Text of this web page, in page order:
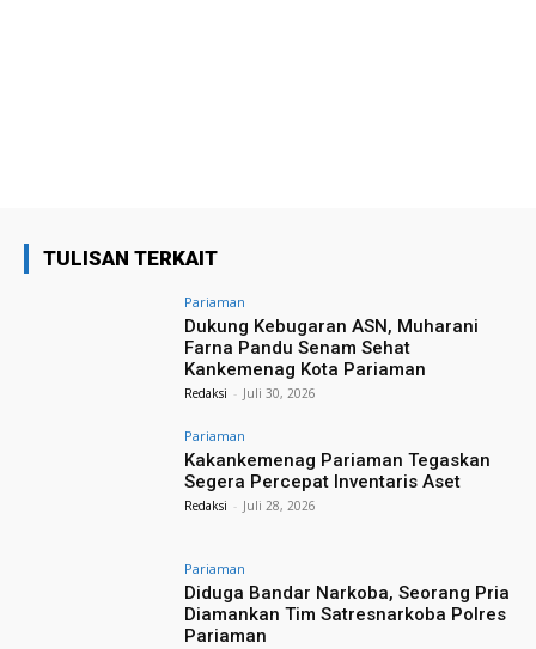
TULISAN TERKAIT
Pariaman
Dukung Kebugaran ASN, Muharani
Farna Pandu Senam Sehat
Kankemenag Kota Pariaman
Redaksi - Juli 30, 2026
Pariaman
Kakankemenag Pariaman Tegaskan
Segera Percepat Inventaris Aset
Redaksi - Juli 28, 2026
Pariaman
Diduga Bandar Narkoba, Seorang Pria
Diamankan Tim Satresnarkoba Polres
Pariaman